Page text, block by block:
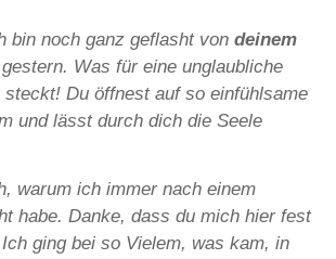
bin noch ganz geflasht vondeinem
gestern. Was für eine unglaubliche
steckt! Du öffnest auf so einfühlsame
und lässt durch dich die Seele
warum ich immer nach einem
habe. Danke, dass du mich hier fest
ging bei so Vielem, was kam, in